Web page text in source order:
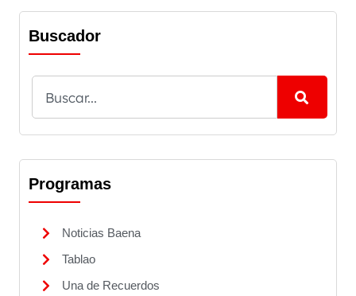
Buscador
Programas
Noticias Baena
Tablao
Una de Recuerdos